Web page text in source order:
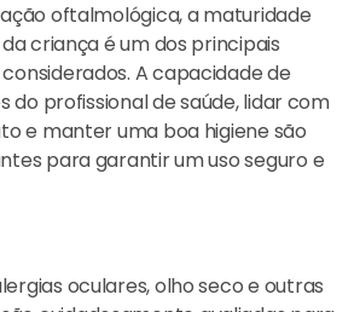
oftalmológica, a maturidade
criança é um dos principais
A capacidade de
do profissional de saúde, lidar com
e manter uma boa higiene são
para garantir um uso seguro e
oculares, olho seco e outras